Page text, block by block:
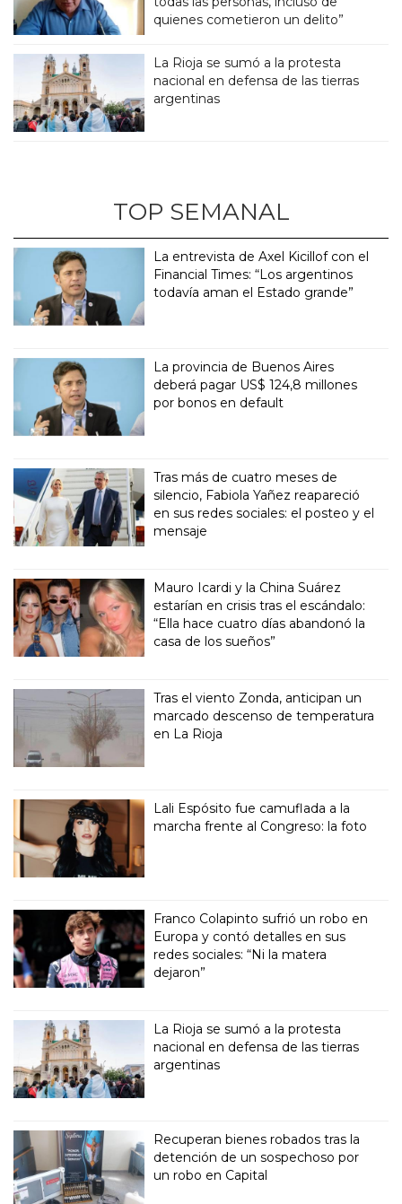
quienes cometieron un delito”
La Rioja se sumó a la protesta
nacional en defensa de las tierras
argentinas
TOP SEMANAL
La entrevista de Axel Kicillof con el
Financial Times: “Los argentinos
todavía aman el Estado grande”
La provincia de Buenos Aires
deberá pagar US$ 124,8 millones
por bonos en default
Tras más de cuatro meses de
silencio, Fabiola Yañez reapareció
en sus redes sociales: el posteo y el
mensaje
Mauro Icardi y la China Suárez
estarían en crisis tras el escándalo:
“Ella hace cuatro días abandonó la
casa de los sueños”
Tras el viento Zonda, anticipan un
marcado descenso de temperatura
en La Rioja
Lali Espósito fue camuflada a la
marcha frente al Congreso: la foto
Franco Colapinto sufrió un robo en
Europa y contó detalles en sus
redes sociales: “Ni la matera
dejaron”
La Rioja se sumó a la protesta
nacional en defensa de las tierras
argentinas
Recuperan bienes robados tras la
detención de un sospechoso por
un robo en Capital